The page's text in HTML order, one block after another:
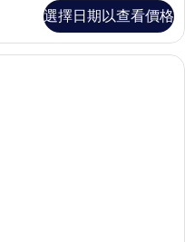
選擇日期以查看價格